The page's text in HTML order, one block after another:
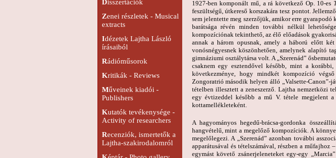
Disszertációk
Zenei részletek - Musical
extracts
Idézetek Lajtha László
írásaiból
Rádióműsorok
Kritikák - Reviews
Műveinek kiadói -
Publishers
Kutatók tevékenysége -
Activity of researchers
Recenziók, ismertetők a
Lajtha-szakirodalomról
1927-ben komponált mű, a rá következő Op. 10-es
feszültségű, útkereső korszakára tesz pontot.
sem jelentette meg szerzőjük, amikor erre
barátsága révén minden további nélkül
kompozíciónak tekinthető, az élő előadások
annak a három opusnak, amely a háború előtt
vonósnégyesnek köszönhetően, amelynek alapító
gimnáziumi osztálytársa volt. A „Szerenád”
csaknem egy esztendővel később, mint a
következménye, hogy mindkét kompozíció
Zongoratrió második helyen álló „Valsette-Canon”-
tételben illesztett a zeneszerző. Lajtha nemzetközi
egy évtizeddel később a mű V. tétele megjelent a
kottamellékleteként.
A hagyományos hegedű-brácsa-gordonka
hangvételű, mint a megelőző kompozíciók. A
megelőlegezi. A „Szerenád” azonban további
apparátusával és tételszámával, részben a
egymást követő zsánerjeleneteket egy-egy